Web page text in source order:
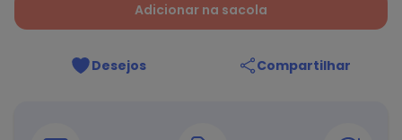
Adicionar na sacola
Desejos Compartilhar